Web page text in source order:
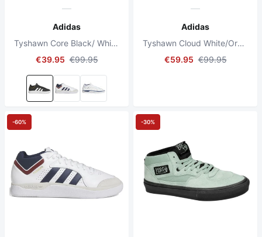
Adidas
Tyshawn Core Black/ White Gold/ Gold Melange
€39.95 €99.95
Adidas
Tyshawn Cloud White/Orange/Blue Bird
€59.95 €99.95
-60% -30%